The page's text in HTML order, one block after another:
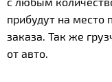
прибудут на место
заказа. Так же
от авто.